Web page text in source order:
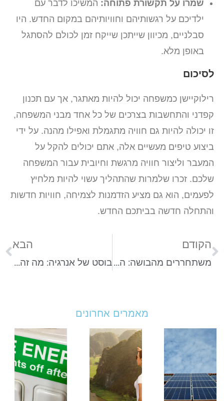
שמרו על תקשורת פתוחה: המשיכו לדבר עם
ילדיכם על רגשותיהם וחוויותיהם במקום החדש. היו
סבלניים, מכיוון שייתכן שייקח זמן לכולם להסתגל
באופן מלא.
לסיכום
רילוקיישן כמשפחה יכול להיות מאתגר, אך עם תכנון
קפדני והתחשבות בצרכים של כל אחד מבני המשפחה,
זו יכולה להיות גם חוויה מתגמלת ואפילו מהנה. על ידי
ביצוע טיפים מעשיים אלה, אתם יכולים להקל על
המעבר וליצור חוויה מרגשת וחיובית עבור המשפחה
שלכם. זכרו שלמרות שהתהליך עשוי להיות מלחיץ
לפעמים, הוא גם מציע הזדמנות לצמיחה, חוויות חדשות
והתחלה חדשה בביתכם החדש.
הקודם
משתחררים מהבושה: הגמילה מפורנו לגמרי אפשרית
הבא
בוסט של אנרגיה: מה זה ויטמין C ליפוזומולי?
מאמרים אחרונים
וולטה
סולאר
מסבירים
איך
לבחור
מערכת
טיול
מאורגן
במזרח
הרחוק
2026:
יעדים,